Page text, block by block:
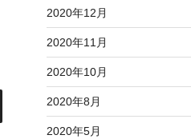
2020年12月
2020年11月
2020年10月
2020年8月
2020年5月